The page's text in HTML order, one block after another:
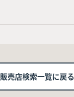
販売店検索一覧に戻る